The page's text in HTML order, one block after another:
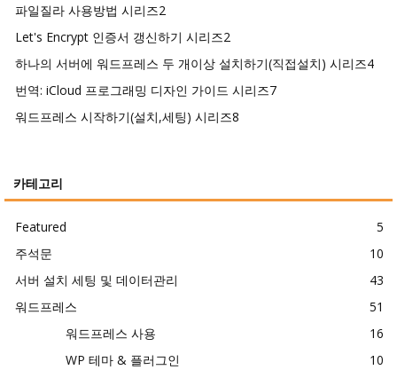
파일질라 사용방법 시리즈2
Let's Encrypt 인증서 갱신하기 시리즈2
하나의 서버에 워드프레스 두 개이상 설치하기(직접설치) 시리즈4
번역: iCloud 프로그래밍 디자인 가이드 시리즈7
워드프레스 시작하기(설치,세팅) 시리즈8
카테고리
Featured
5
주석문
10
서버 설치 세팅 및 데이터관리
43
워드프레스
51
워드프레스 사용
16
WP 테마 & 플러그인
10